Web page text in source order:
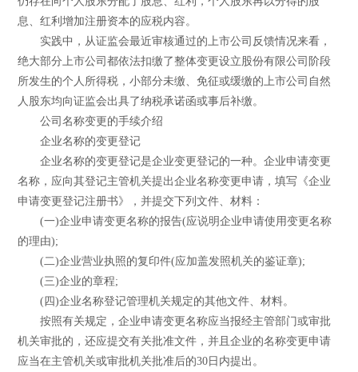
息、红利增加注册资本的应税内容。
实践中，从证监会最近审核通过的上市公司反馈情况来看，
绝大部分上市公司都依法扣缴了整体变更设立股份有限公司阶段
所发生的个人所得税，小部分未缴、免征或缓缴的上市公司自然
人股东均向证监会出具了纳税承诺函或事后补缴。
公司名称变更的手续介绍
企业名称的变更登记
企业名称的变更登记是企业变更登记的一种。企业申请变更
名称，应向其登记主管机关提出企业名称变更申请，填写《企业
申请变更登记注册书》，并提交下列文件、材料：
(一)企业申请变更名称的报告(应说明企业申请使用变更名称
的理由);
(二)企业营业执照的复印件(应加盖发照机关的鉴证章);
(三)企业的章程;
(四)企业名称登记管理机关规定的其他文件、材料。
按照有关规定，企业申请变更名称应当报经主管部门或审批
机关审批的，还应提交有关批准文件，并且企业的名称变更申请
应当在主管机关或审批机关批准后的30日内提出。